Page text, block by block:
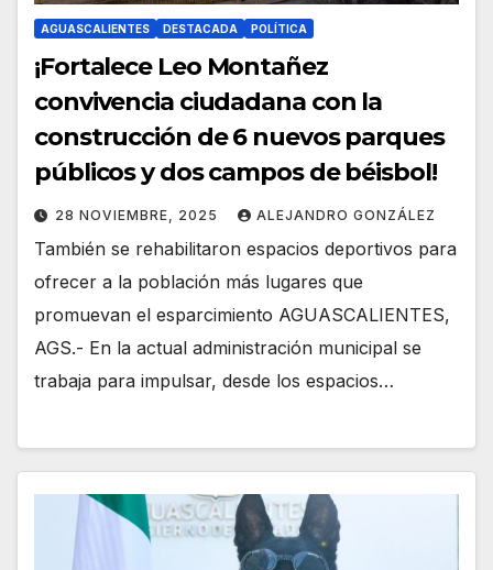
AGUASCALIENTES DESTACADA POLÍTICA
¡Fortalece Leo Montañez
convivencia ciudadana con la
construcción de 6 nuevos parques
públicos y dos campos de béisbol!
28 NOVIEMBRE, 2025 ALEJANDRO GONZÁLEZ
También se rehabilitaron espacios deportivos para
ofrecer a la población más lugares que
promuevan el esparcimiento AGUASCALIENTES,
AGS.- En la actual administración municipal se
trabaja para impulsar, desde los espacios…